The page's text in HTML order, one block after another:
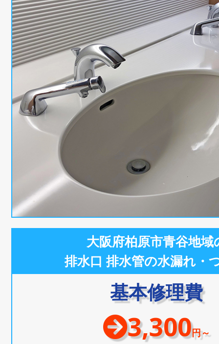
大阪府柏原市青谷地域
排水口 排水管の水漏れ・
基本修理費
3,300円～